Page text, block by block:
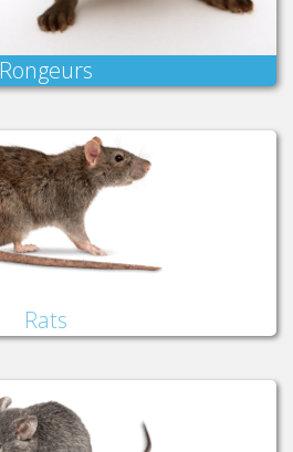
Rongeurs
Rats